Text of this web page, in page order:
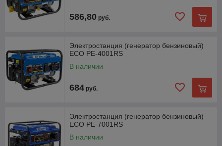
586,80 руб.
Электростанция (генератор бензиновый)
ECO PE-4001RS
В наличии
684 руб.
Электростанция (генератор бензиновый)
ECO PE-7001RS
В наличии